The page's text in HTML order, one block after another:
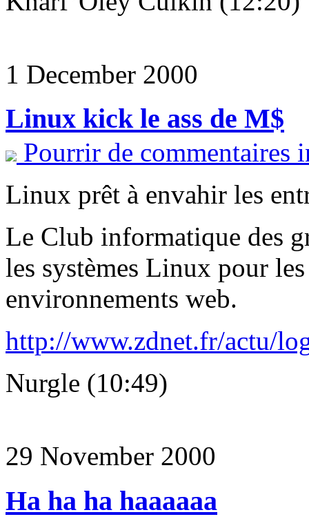
1 December 2000
Linux kick le ass de M$
Pourrir de commentaires
Linux prêt à envahir les
Le Club informatique des
les systèmes Linux pour
environnements web.
http://www.zdnet.fr/actu/
Nurgle (10:49)
29 November 2000
Ha ha ha haaaaaa